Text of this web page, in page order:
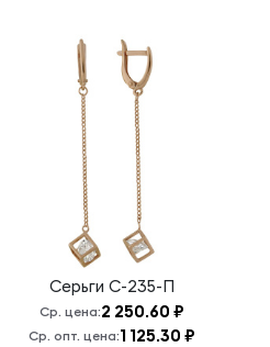
Серьги С-235-П
Ср. цена:2 250.60 ₽
Ср. опт. цена:1 125.30 ₽